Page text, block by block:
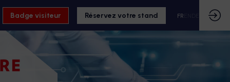
Badge visiteur Réservez votre stand FR